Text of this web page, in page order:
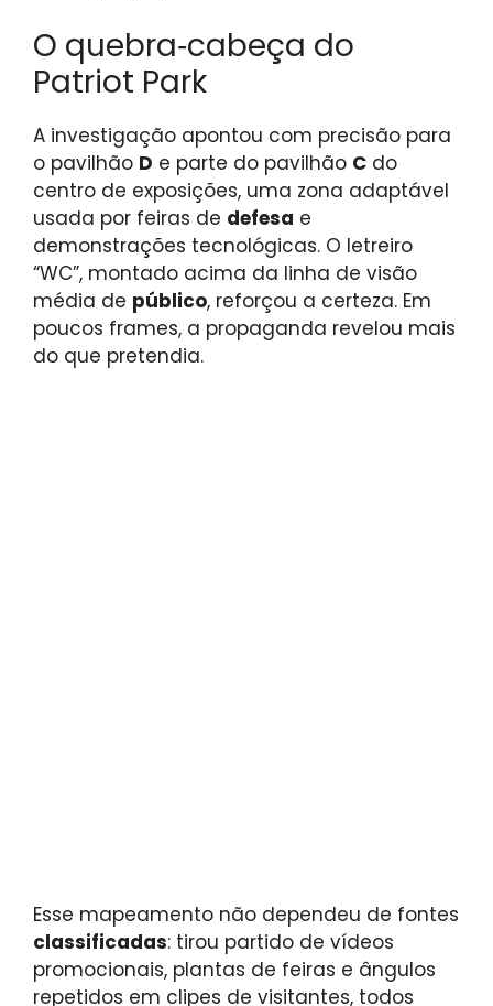
O quebra‑cabeça do
Patriot Park
A investigação apontou com precisão para
o pavilhão D e parte do pavilhão C do
centro de exposições, uma zona adaptável
usada por feiras de defesa e
demonstrações tecnológicas. O letreiro
“WC”, montado acima da linha de visão
média de público, reforçou a certeza. Em
poucos frames, a propaganda revelou mais
do que pretendia.
Esse mapeamento não dependeu de fontes
classificadas: tirou partido de vídeos
promocionais, plantas de feiras e ângulos
repetidos em clipes de visitantes, todos